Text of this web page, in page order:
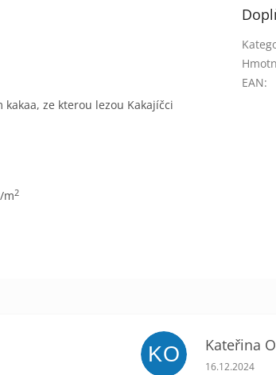
ze kterou lezou Kakajíčci
m2
EAN:
5 hvězdiček. KO Kateřina
Hodnocení
16.12.2024